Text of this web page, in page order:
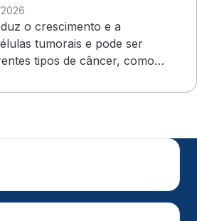
o crescimento e a
tumorais e pode ser
tipos de câncer, como